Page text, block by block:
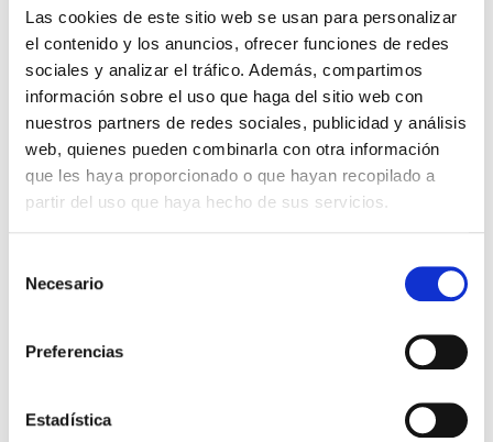
Las cookies de este sitio web se usan para personalizar
el contenido y los anuncios, ofrecer funciones de redes
sociales y analizar el tráfico. Además, compartimos
información sobre el uso que haga del sitio web con
nuestros partners de redes sociales, publicidad y análisis
web, quienes pueden combinarla con otra información
que les haya proporcionado o que hayan recopilado a
partir del uso que haya hecho de sus servicios.
Necesario
Preferencias
Estadística
recaiga sobre bienes inmuebles cuando el valor de adquisición
supere los 50.000 euros a 31 de diciembre.
modelo 720 porque disponía de bienes inmuebles, entre enero
y marzo de cada año, deberá volver a presentar dicho modelo